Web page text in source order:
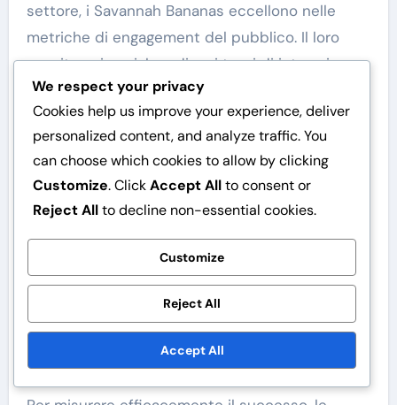
settore, i Savannah Bananas eccellono nelle
metriche di engagement del pubblico. Il loro
seguito sui social media e i tassi di interazione
superano spesso quelli delle squadre
tradizionali, dimostrando l’efficacia delle loro
strategie di marketing uniche.
Gli standard del settore enfatizzano
tipicamente la coerenza del marchio e
l’immagine professionale, ma i Bananas sfidano
queste norme dando priorità all’intrattenimento
e al coinvolgimento dei fan. Questo
cambiamento si è rivelato vincente, come
dimostrano la loro crescente popolarità e le
vendite di biglietti.
We respect your privacy
Cookies help us improve your experience, deliver
personalized content, and analyze traffic. You
can choose which cookies to allow by clicking
Customize. ClickAccept Allto consent or
Reject Allto decline non-essential cookies.
Customize
Reject All
Accept All